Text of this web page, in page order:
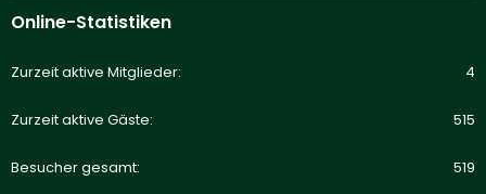
Online-Statistiken
Zurzeit aktive Mitglieder 4
Zurzeit aktive Gäste 515
Besucher gesamt 519